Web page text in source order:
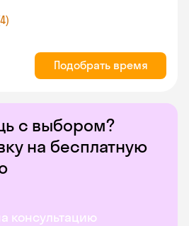
с выбором?
на бесплатную
консультацию
Подобрать время